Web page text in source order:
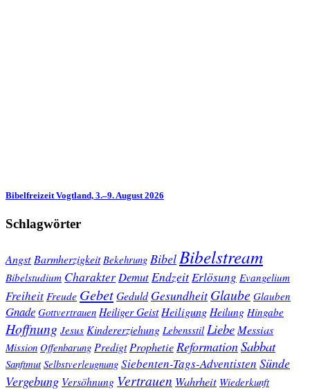
Bibelfreizeit Vogtland, 3.–9. August 2026
Schlagwörter
Angst Barmherzigkeit Bekehrung Bibel Bibelstream
Bibelstudium Charakter Demut EndzeitErlösung Evangelium
Freiheit Freude GebetGeduld Gesundheit Glaube Glauben
Gnade Gottvertrauen Heiliger Geist Heiligung Heilung Hingabe
Hoffnung Jesus Kindererziehung Lebensstil Liebe Messias
Mission Offenbarung Predigt Prophetie ReformationSabbat
Sanftmut Selbstverleugnung Siebenten-Tags-Adventisten Sünde
Vergebung Versöhnung Vertrauen Wahrheit Wiederkunft